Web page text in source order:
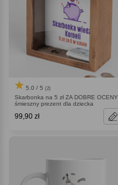
5.0 / 5 (2)
Skarbonka na 5 zł ZA DOBRE OCENY
śmieszny prezent dla dziecka
99,90 zł